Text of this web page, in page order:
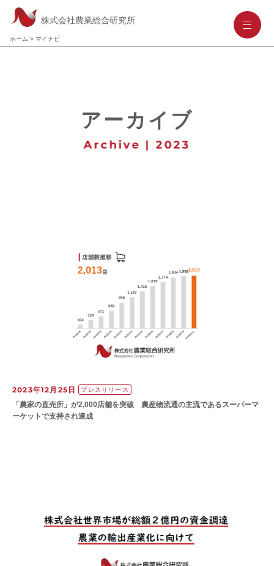
株式会社農業総合研究所
ホーム > マイナビ
--
アーカイブ
Archive | 2023
2023年12月25日 プレスリリース
「農家の直売所」が2,000店舗を突破 農産物流通の主流であるスーパーマ
ーケットで支持され達成